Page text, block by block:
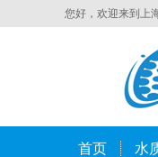
您好，欢迎来到上
首页 水